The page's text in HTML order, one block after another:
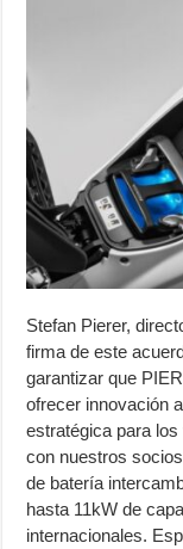
Stefan Pierer,
firma de este
garantizar que
ofrecer innovación
estratégica para
con nuestros
de batería
hasta 11kW de
internacionales.